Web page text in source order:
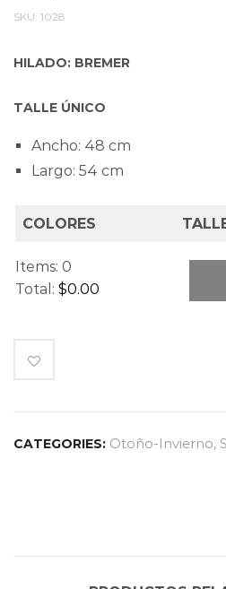
SKU: 1028
HILADO: BREMER
TALLE ÚNICO
Ancho: 48 cm
Largo: 54 cm
COLORES
Items: 0
Total : $0.00
.
CATEGORIES: Otoño-Invierno,